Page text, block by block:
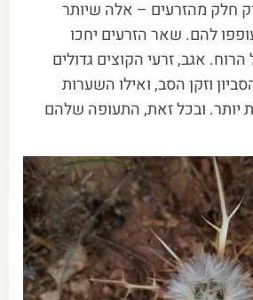
חלק מהזרעים – אלה שיותר
להם. שאר הזרעים יחכו
אגב, זרעי הקוצים גדולים
וזקן הסב, ואילו השערות
יותר. ובכל זאת, התעופה שלהם